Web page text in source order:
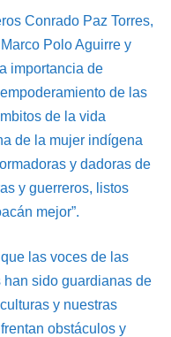
Conrado Paz Torres,
Polo Aguirre y
importancia de
de las
de la vida
de la mujer indígena
y dadoras de
y guerreros, listos
mejor”.
las voces de las
sido guardianas de
y nuestras
obstáculos y